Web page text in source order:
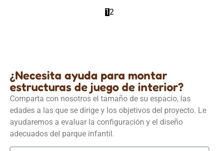
12
¿Necesita ayuda para montar
estructuras de juego de interior?
Comparta con nosotros el tamaño de su espacio, las
edades a las que se dirige y los objetivos del proyecto. Le
ayudaremos a evaluar la configuración y el diseño
adecuados del parque infantil.